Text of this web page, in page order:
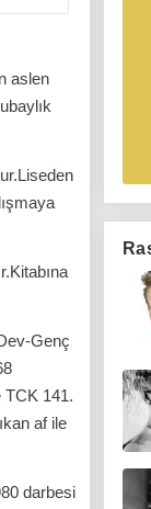
aslen
Genç
TCK 141.
af ile
darbesi